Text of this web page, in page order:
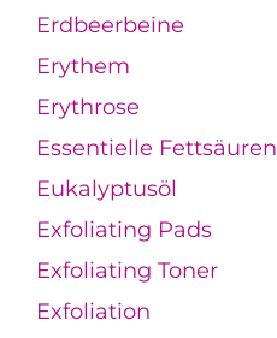
Erdbeerbeine
Erythem
Erythrose
Essentielle Fettsäuren
Eukalyptusöl
Exfoliating Pads
Exfoliating Toner
Exfoliation